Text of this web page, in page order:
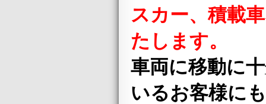
スカー、積載
たします。
車両に移動に
いるお客様に